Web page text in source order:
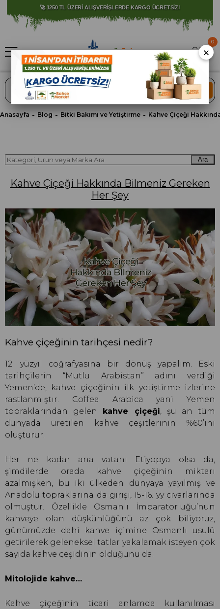
🚀 1250 TL ÜZERİ ALIŞVERİŞLERDE KARGO ÜCRETSİZ!
ARA
0
Anasayfa Blog Bitki Bakımı ve Yetiştirme
Ara
Kahve Çiçeği Hakkında Bilmeniz Gereken
Her Şey
Kahve çiçeğinin tarihçesi nedir?
12. yüzyıl coğrafyasına bir dönüş yapalım. Eski
tarihçilerin “Mutlu Arabistan” adını verdiği
Yemen’de, kahve çiçeğinin ilk yetiştirme izlerine
rastlanmıştır. Coffea Arabica yani Yemen
topraklarından gelen
kahve çiçeği, şu an tüm
dünyada üretilen kahve çeşitlerinin %60’ını
oluşturur.
Her ne kadar ana vatanı Etiyopya olsa da,
şimdilerde orada kahve çiçeğinin miktarı
azalmışken, bu iki ülkeden dünyaya yayılmış ve
Anadolu topraklarına da girişi, 15-16. yy civarlarında
olmuştur. Özellikle Osmanlı İmparatorluğu’nun
kahveye olan düşkünlüğünü az çok biliyoruz,
günümüzde dahi kahve içimine Osmanlı usulü
getirilerek geleneksel tatlar yakalamak isteyen çok
sayıda kahve çeşidinin olduğunu da.
Mitolojide kahve…
Kahve çiçeğinin ticari anlamda kullanılması
×